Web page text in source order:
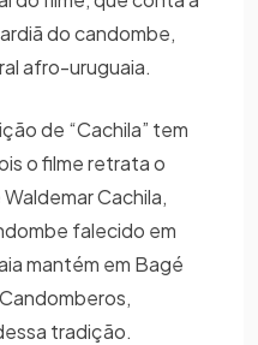
do candombe,
afro-uruguaia.
de “Cachila” tem
o filme retrata o
Cachila,
falecido em
mantém em Bagé
tradição.